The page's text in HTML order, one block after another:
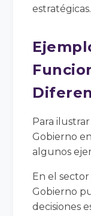
estratégicas.
Para
Gobierno
algunos
En el
Gobierno
decisiones